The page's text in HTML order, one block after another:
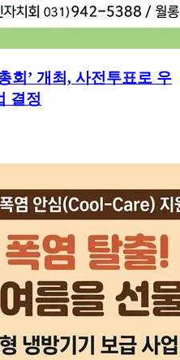
회’ 개최, 사전투표로 우
결정